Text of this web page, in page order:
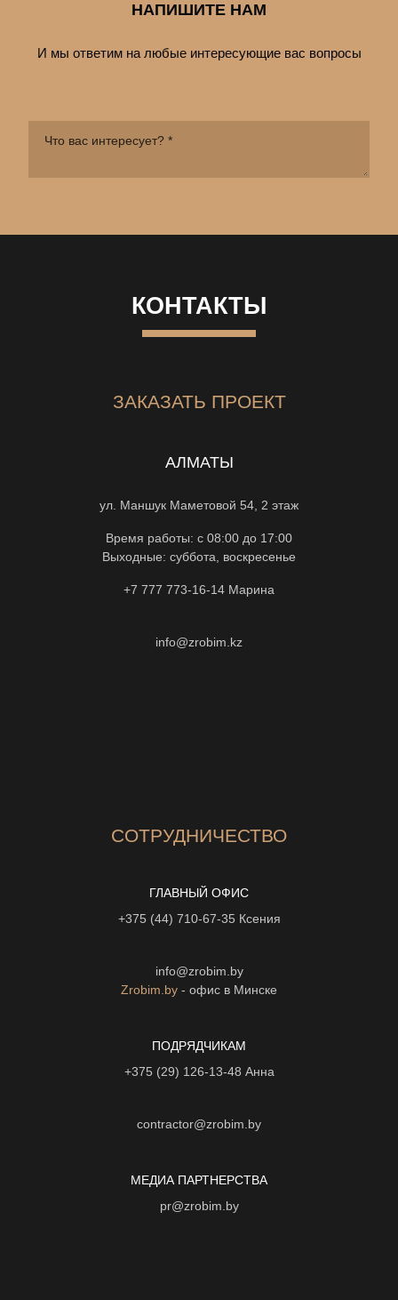
НАПИШИТЕ НАМ
И мы ответим на любые интересующие вас вопросы
КОНТАКТЫ
ЗАКАЗАТЬ ПРОЕКТ
АЛМАТЫ
ул. Маншук Маметовой 54, 2 этаж
Время работы: с 08:00 до 17:00
Выходные: суббота, воскресенье
+7 777 773-16-14 Марина
info@zrobim.kz
СОТРУДНИЧЕСТВО
ГЛАВНЫЙ ОФИС
+375 (44) 710-67-35 Ксения
info@zrobim.by
Zrobim.by - офис в Минске
ПОДРЯДЧИКАМ
+375 (29) 126-13-48 Анна
contractor@zrobim.by
МЕДИА ПАРТНЕРСТВА
pr@zrobim.by